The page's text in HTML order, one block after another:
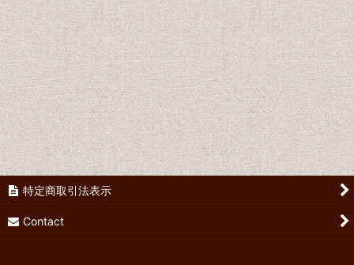
Tablecloth
Curtain
特定商取引法表示
Contact